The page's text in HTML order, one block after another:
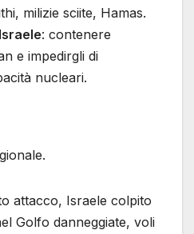
milizie sciite, Hamas.
: contenere
e impedirgli di
nucleari.
attacco, Israele colpito
Golfo danneggiate, voli